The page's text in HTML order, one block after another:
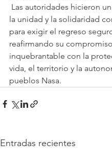
Las autoridades hicieron
la unidad y la solidaridad
para exigir el regreso
reafirmando su compromiso
inquebrantable con la
vida, el territorio y la
pueblos Nasa.
Entradas recientes